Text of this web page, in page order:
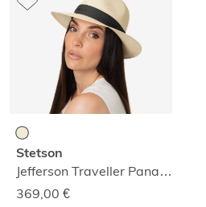
Stetson
Jefferson Traveller Panamahut
369,00 €